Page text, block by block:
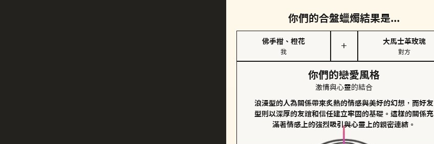
你們的合盤蠟燭結果是...
佛手柑、橙花
我
＋
大馬士革玫瑰
對方
你們的戀愛風格
激情與心靈的結合
浪漫型的人為關係帶來炙熱的情感與美好的幻想，而好友
型則以深厚的友誼和信任建立牢固的基礎。這樣的關係充
滿著情感上的強烈吸引與心靈上的親密連結。